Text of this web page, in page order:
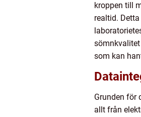
kroppen till
realtid.
som kan
Grunden för
allt från